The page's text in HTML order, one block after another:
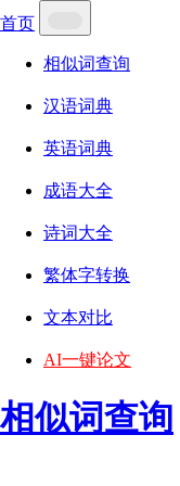
首页
相似词查询
汉语词典
英语词典
成语大全
诗词大全
繁体字转换
文本对比
AI一键论文
相似词查询